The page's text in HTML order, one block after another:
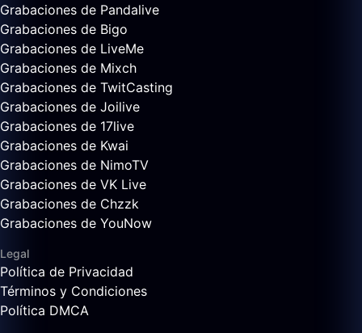
Grabaciones de Pandalive
Grabaciones de Bigo
Grabaciones de LiveMe
Grabaciones de Mixch
Grabaciones de TwitCasting
Grabaciones de Joilive
Grabaciones de 17live
Grabaciones de Kwai
Grabaciones de NimoTV
Grabaciones de VK Live
Grabaciones de Chzzk
Grabaciones de YouNow
Legal
Política de Privacidad
Términos y Condiciones
Política DMCA